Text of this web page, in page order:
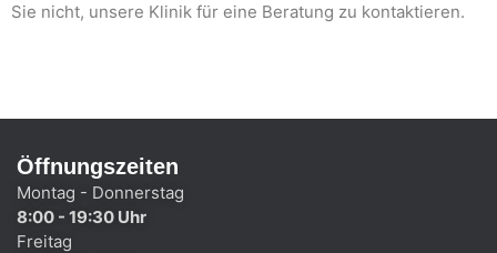
Sie nicht, unsere Klinik für eine Beratung zu kontaktieren.
Öffnungszeiten
Montag - Donnerstag
8:00 - 19:30 Uhr
Freitag